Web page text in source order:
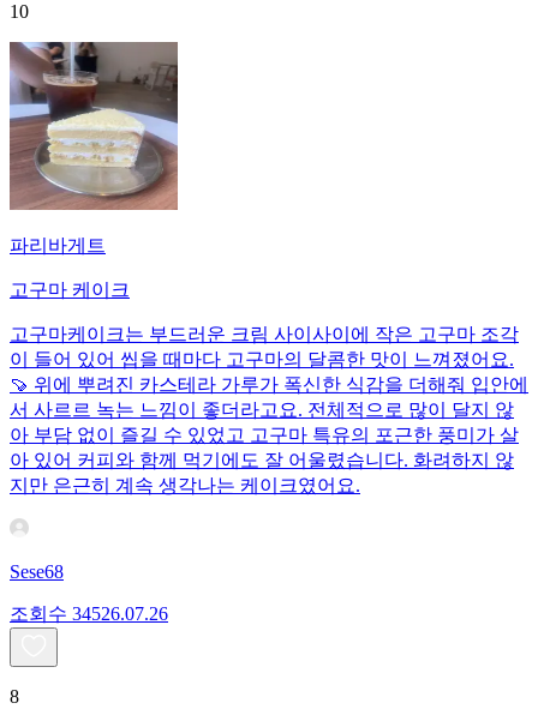
10
파리바게트
고구마 케이크
고구마케이크는 부드러운 크림 사이사이에 작은 고구마 조각
이 들어 있어 씹을 때마다 고구마의 달콤한 맛이 느껴졌어요.
🍠 위에 뿌려진 카스테라 가루가 폭신한 식감을 더해줘 입안에
서 사르르 녹는 느낌이 좋더라고요. 전체적으로 많이 달지 않
아 부담 없이 즐길 수 있었고 고구마 특유의 포근한 풍미가 살
아 있어 커피와 함께 먹기에도 잘 어울렸습니다. 화려하지 않
지만 은근히 계속 생각나는 케이크였어요.
Sese68
조회수 34526.07.26
8